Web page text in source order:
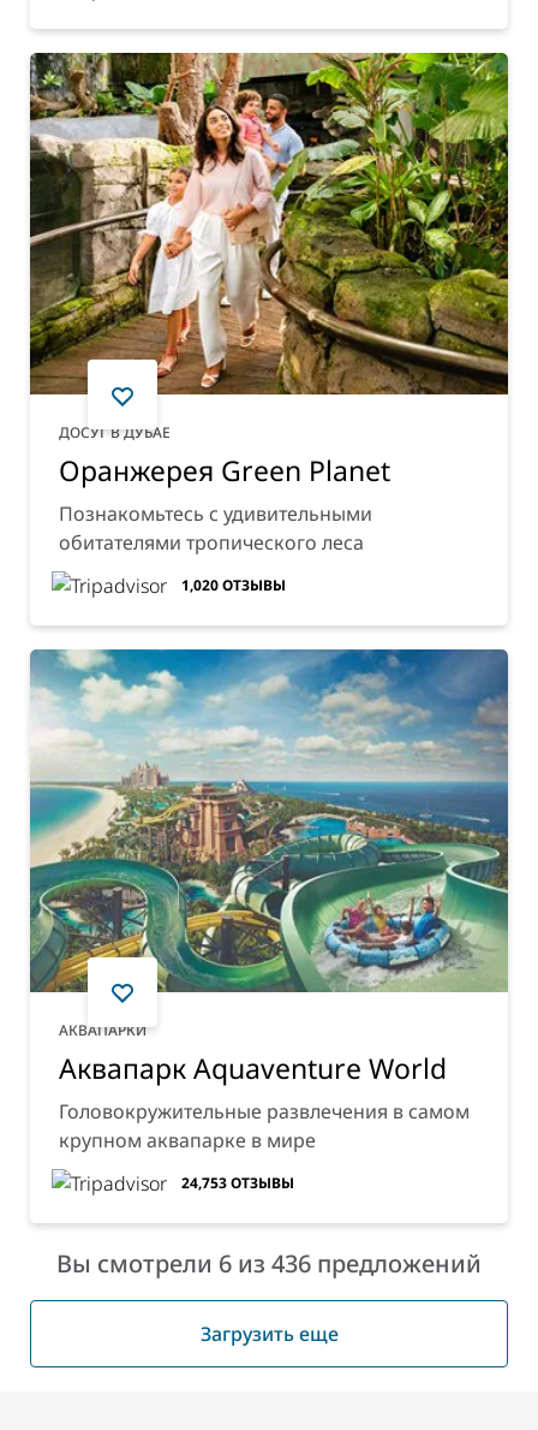
ДОСУГ В ДУБАЕ
Оранжерея Green Planet
Познакомьтесь с удивительными
обитателями тропического леса
1,020ОТЗЫВЫ
АКВАПАРКИ
Аквапарк Aquaventure World
Головокружительные развлечения в самом
крупном аквапарке в мире
24,753ОТЗЫВЫ
Вы смотрели 6 из 436 предложений
Загрузить еще